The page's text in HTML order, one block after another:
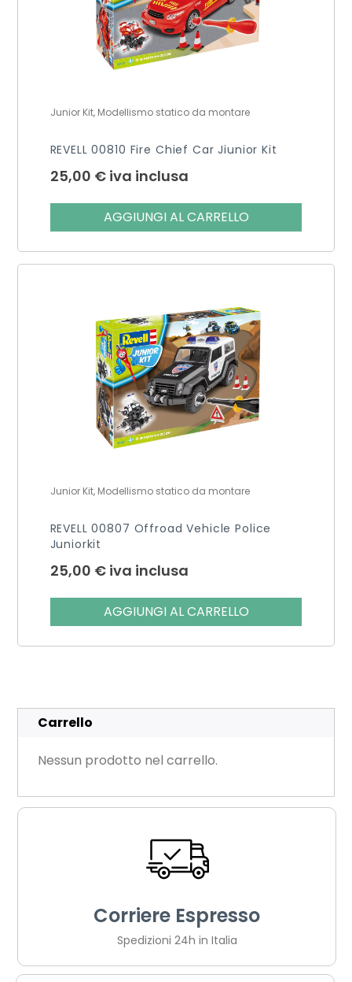
Junior Kit, Modellismo statico da montare
REVELL 00810 Fire Chief Car Jiunior Kit
25,00 € iva inclusa
AGGIUNGI AL CARRELLO
Junior Kit, Modellismo statico da montare
REVELL 00807 Offroad Vehicle Police
Juniorkit
25,00 € iva inclusa
AGGIUNGI AL CARRELLO
Carrello
Nessun prodotto nel carrello.
Corriere Espresso
Spedizioni 24h in Italia